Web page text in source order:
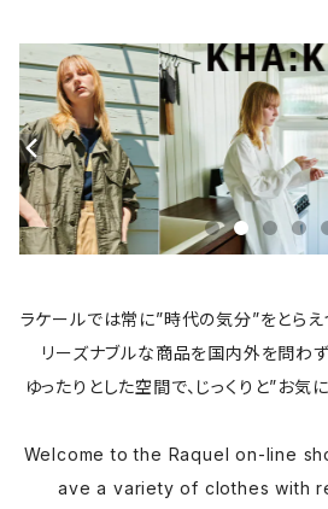
ラケールでは常に”時代の気分”をとらえ
リーズナブルな商品を国内外を問わ
ゆったりとした空間で、じっくりと”お気
Welcome to the Raquel on-line
ave a variety of clothes with